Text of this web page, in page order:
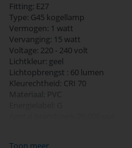
Fitting: E27
Type: G45 kogellamp
Vermogen: 1 watt
Vervanging: 15 watt
Voltage: 220 - 240 volt
Lichtkleur: geel
Lichtopbrengst : 60 lumen
Kleurechtheid: CRI 70
Materiaal: PVC
Toon meer